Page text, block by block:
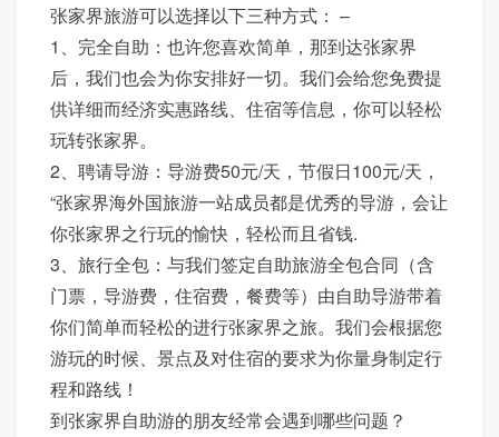
张家界旅游可以选择以下三种方式： –
1、完全自助：也许您喜欢简单，那到达张家界
后，我们也会为你安排好一切。我们会给您免费提
供详细而经济实惠路线、住宿等信息，你可以轻松
玩转张家界。
2、聘请导游：导游费50元/天，节假日100元/天，
“张家界海外国旅游一站成员都是优秀的导游，会让
你张家界之行玩的愉快，轻松而且省钱.
3、旅行全包：与我们签定自助旅游全包合同（含
门票，导游费，住宿费，餐费等）由自助导游带着
你们简单而轻松的进行张家界之旅。我们会根据您
游玩的时候、景点及对住宿的要求为你量身制定行
程和路线！
到张家界自助游的朋友经常会遇到哪些问题？